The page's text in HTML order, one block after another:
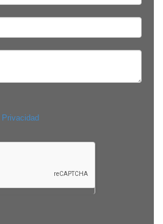
8C. Quito, Pichincha - Ecuador